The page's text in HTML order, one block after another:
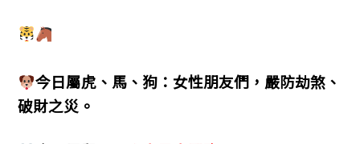
今日屬虎、馬、狗：女性朋友們，嚴防劫煞、
破財之災。